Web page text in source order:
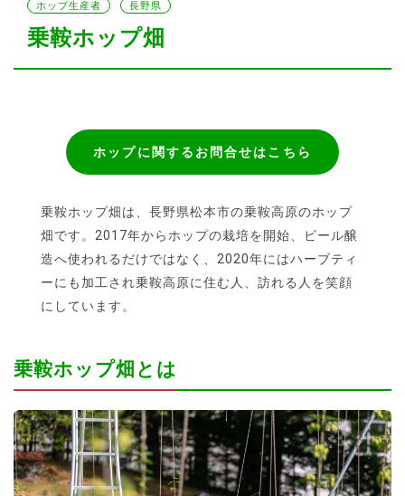
ホップ生産者 長野県
乗鞍ホップ畑
ホップに関するお問合せはこちら
乗鞍ホップ畑は、長野県松本市の乗鞍高原のホップ
畑です。2017年からホップの栽培を開始、ビール醸
造へ使われるだけではなく、2020年にはハーブティ
ーにも加工され乗鞍高原に住む人、訪れる人を笑顔
にしています。
乗鞍ホップ畑とは